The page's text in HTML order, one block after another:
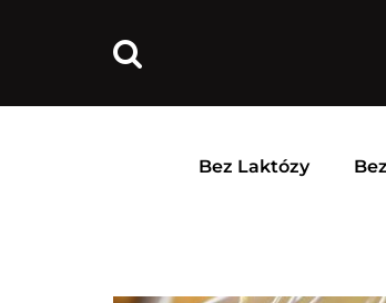
Bez Laktózy